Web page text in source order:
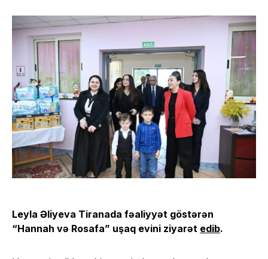
Leyla Əliyeva Tiranada fəaliyyət göstərən
“Hannah və Rosafa” uşaq evini ziyarət edib.